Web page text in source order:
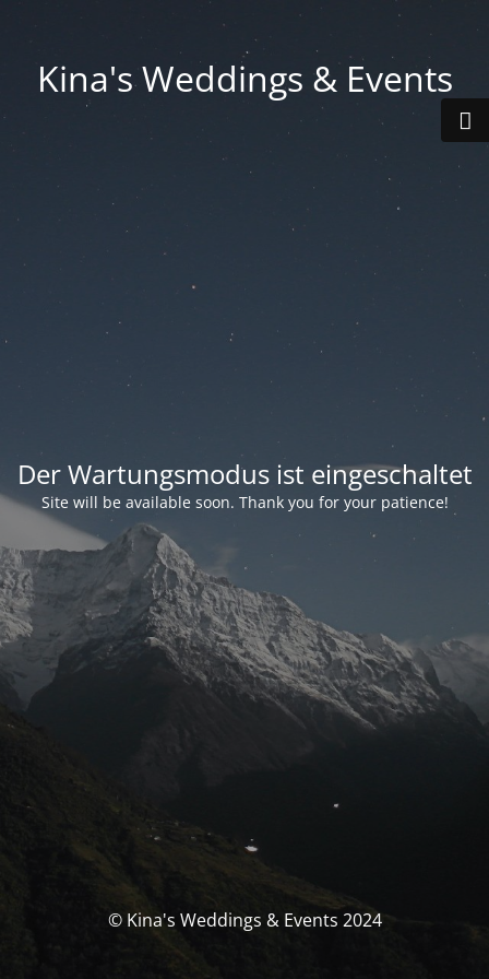
Kina's Weddings & Events
Der Wartungsmodus ist eingeschaltet
Site will be available soon. Thank you for your patience!
© Kina's Weddings & Events 2024